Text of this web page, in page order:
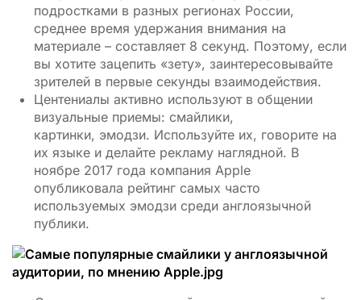
подростками в разных регионах России,
среднее время удержания внимания на
материале – составляет 8 секунд. Поэтому, если
вы хотите зацепить «зету», заинтересовывайте
зрителей в первые секунды взаимодействия.
Центениалы активно используют в общении
визуальные приемы: смайлики,
картинки, эмодзи. Используйте их, говорите на
их языке и делайте рекламу наглядной. В
ноябре 2017 года компания Apple
опубликовала рейтинг самых часто
используемых эмодзи среди англоязычной
публики.